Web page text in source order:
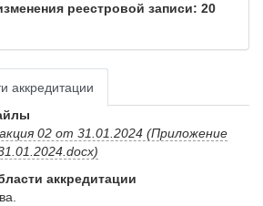
реестровой записи: 20
аккредитации
02 от 31.01.2024 (Приложение
аккредитации